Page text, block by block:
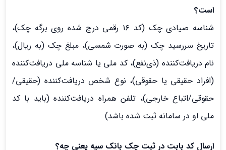
است؟
شناسه صیادی چک (کد ۱۶ رقمی درج شده روی برگه چک)،
تاریخ سررسید چک (به صورت شمسی)، مبلغ چک (به ریال)،
نام دریافت‌کننده (ذی‌نفع)، کد ملی یا شناسه ملی دریافت‌کننده
(افراد حقیقی یا حقوقی)، نوع شخص دریافت‌کننده (حقیقی/
حقوقی/اتباع خارجی)، تلفن همراه دریافت‌کننده (باید با کد
ملی او در سامانه ثبت شده باشد)
ارسال کد بابت در ثبت چک بانک سپه یعنی چه؟